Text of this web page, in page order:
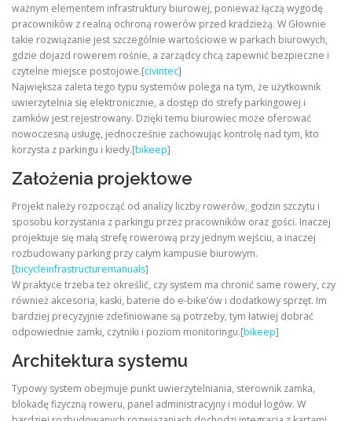
ważnym elementem infrastruktury biurowej, ponieważ łączą wygodę
pracowników z realną ochroną rowerów przed kradzieżą. W Głownie
takie rozwiązanie jest szczególnie wartościowe w parkach biurowych,
gdzie dojazd rowerem rośnie, a zarządcy chcą zapewnić bezpieczne i
czytelne miejsce postojowe.[civintec]
Największa zaleta tego typu systemów polega na tym, że użytkownik
uwierzytelnia się elektronicznie, a dostęp do strefy parkingowej i
zamków jest rejestrowany. Dzięki temu biurowiec może oferować
nowoczesną usługę, jednocześnie zachowując kontrolę nad tym, kto
korzysta z parkingu i kiedy.[bikeep]
Założenia projektowe
Projekt należy rozpocząć od analizy liczby rowerów, godzin szczytu i
sposobu korzystania z parkingu przez pracowników oraz gości. Inaczej
projektuje się małą strefę rowerową przy jednym wejściu, a inaczej
rozbudowany parking przy całym kampusie biurowym.
[bicycleinfrastructuremanuals]
W praktyce trzeba też określić, czy system ma chronić same rowery, czy
również akcesoria, kaski, baterie do e-bike’ów i dodatkowy sprzęt. Im
bardziej precyzyjnie zdefiniowane są potrzeby, tym łatwiej dobrać
odpowiednie zamki, czytniki i poziom monitoringu.[bikeep]
Architektura systemu
Typowy system obejmuje punkt uwierzytelniania, sterownik zamka,
blokadę fizyczną roweru, panel administracyjny i moduł logów. W